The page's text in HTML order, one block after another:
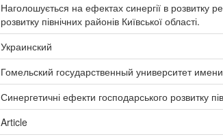
Наголошується на ефектах синергії в розвитку
розвитку північних районів Київської області.
Украинский
Гомельский государственный университет
Синергетичні ефекти господарського розвитку
Article